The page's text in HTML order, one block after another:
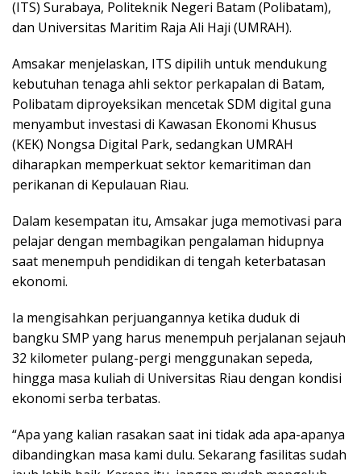
(ITS) Surabaya, Politeknik Negeri Batam (Polibatam),
dan Universitas Maritim Raja Ali Haji (UMRAH).
Amsakar menjelaskan, ITS dipilih untuk mendukung
kebutuhan tenaga ahli sektor perkapalan di Batam,
Polibatam diproyeksikan mencetak SDM digital guna
menyambut investasi di Kawasan Ekonomi Khusus
(KEK) Nongsa Digital Park, sedangkan UMRAH
diharapkan memperkuat sektor kemaritiman dan
perikanan di Kepulauan Riau.
Dalam kesempatan itu, Amsakar juga memotivasi para
pelajar dengan membagikan pengalaman hidupnya
saat menempuh pendidikan di tengah keterbatasan
ekonomi.
Ia mengisahkan perjuangannya ketika duduk di
bangku SMP yang harus menempuh perjalanan sejauh
32 kilometer pulang-pergi menggunakan sepeda,
hingga masa kuliah di Universitas Riau dengan kondisi
ekonomi serba terbatas.
“Apa yang kalian rasakan saat ini tidak ada apa-apanya
dibandingkan masa kami dulu. Sekarang fasilitas sudah